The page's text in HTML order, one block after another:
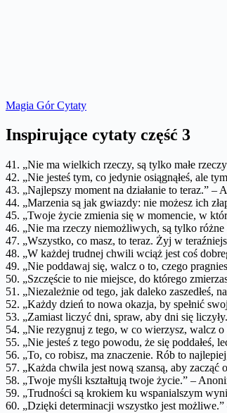
Magia Gór Cytaty
Inspirujące cytaty część 3
41. „Nie ma wielkich rzeczy, są tylko małe
42. „Nie jesteś tym, co jedynie osiągnąłeś, ale
43. „Najlepszy moment na działanie to teraz.” –
44. „Marzenia są jak gwiazdy: nie możesz ich
45. „Twoje życie zmienia się w momencie, w
46. „Nie ma rzeczy niemożliwych, są tylko
47. „Wszystko, co masz, to teraz. Żyj w
48. „W każdej trudnej chwili wciąż jest coś
49. „Nie poddawaj się, walcz o to, czego
50. „Szczęście to nie miejsce, do którego
51. „Niezależnie od tego, jak daleko zaszedłeś,
52. „Każdy dzień to nowa okazja, by spełnić
53. „Zamiast liczyć dni, spraw, aby dni się
54. „Nie rezygnuj z tego, w co wierzysz, walcz
55. „Nie jesteś z tego powodu, że się poddałeś,
56. „To, co robisz, ma znaczenie. Rób to
57. „Każda chwila jest nową szansą, aby zacząć
58. „Twoje myśli kształtują twoje życie.” –
59. „Trudności są krokiem ku wspanialszym
60. „Dzięki determinacji wszystko jest